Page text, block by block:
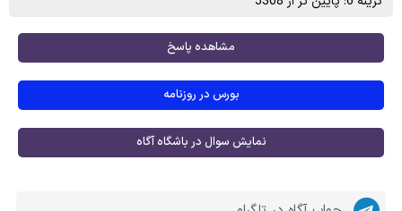
مشاهده پاسخ
بورس در روزنامه
نمایش سوال در باشگاه آگاه